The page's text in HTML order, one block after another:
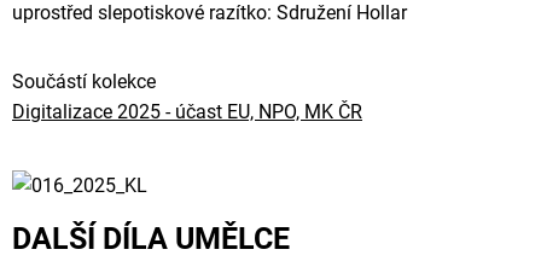
uprostřed slepotiskové razítko: Sdružení Hollar
Součástí kolekce
Digitalizace 2025 - účast EU, NPO, MK ČR
DALŠÍ DÍLA UMĚLCE